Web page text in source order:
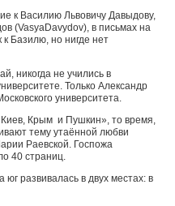
к Василию Львовичу Давыдову,
(VasyaDavydov), в письмах на
Базилю, но нигде нет
никогда не учились в
Только Александр
университета.
Крым и Пушкин», то время,
тему утаённой любви
Раевской. Госпожа
40 страниц.
развивалась в двух местах: в